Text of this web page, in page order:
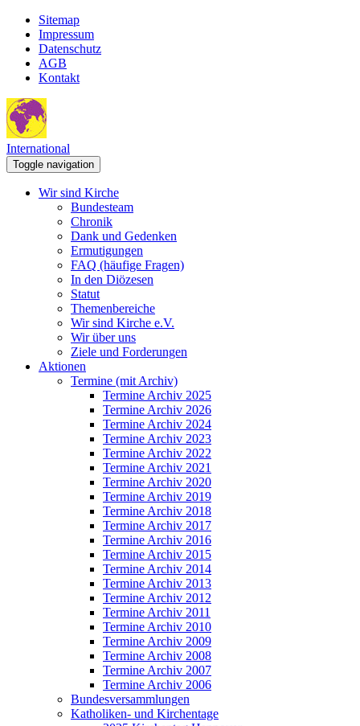
Sitemap
Impressum
Datenschutz
AGB
Kontakt
International
Toggle navigation
Wir sind Kirche
Bundesteam
Chronik
Dank und Gedenken
Ermutigungen
FAQ (häufige Fragen)
In den Diözesen
Statut
Themenbereiche
Wir sind Kirche e.V.
Wir über uns
Ziele und Forderungen
Aktionen
Termine (mit Archiv)
Termine Archiv 2025
Termine Archiv 2026
Termine Archiv 2024
Termine Archiv 2023
Termine Archiv 2022
Termine Archiv 2021
Termine Archiv 2020
Termine Archiv 2019
Termine Archiv 2018
Termine Archiv 2017
Termine Archiv 2016
Termine Archiv 2015
Termine Archiv 2014
Termine Archiv 2013
Termine Archiv 2012
Termine Archiv 2011
Termine Archiv 2010
Termine Archiv 2009
Termine Archiv 2008
Termine Archiv 2007
Termine Archiv 2006
Bundesversammlungen
Katholiken- und Kirchentage